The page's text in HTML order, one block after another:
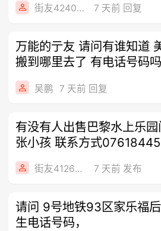
街友42408312 7 天前 回复
万能的亍友 请问有谁知道
搬到哪里去了 有电话号码
吴鹏 7 天前 回复
有没有人出售巴黎水上乐
张小孩 联系方式
街友41260280 7 天前 发布
请问 9号地铁93区家乐福
生电话号码，